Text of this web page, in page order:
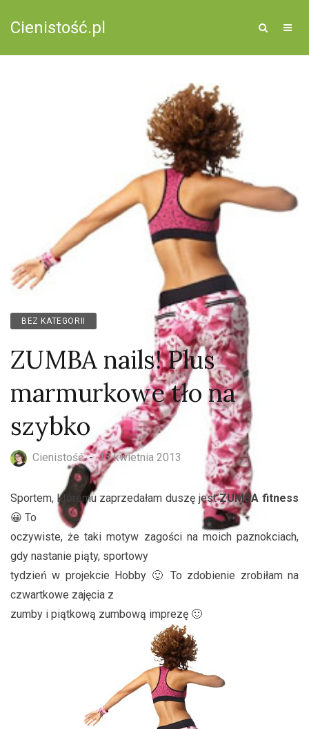
Cienistość.pl
BEZ KATEGORII
ZUMBA nails! Plus
marmurkowe tło na
szybko
Cienistość - 13 kwietnia 2013
Sportem, któremu zaprzedałam duszę jestZUMBA fitness
😀 To
oczywiste, że taki motyw zagości na moich paznokciach,
gdy nastanie piąty, sportowy
tydzień w projekcie Hobby 🙂 To zdobienie zrobiłam na
czwartkowe zajęcia z
zumby i piątkową zumbową imprezę 🙂